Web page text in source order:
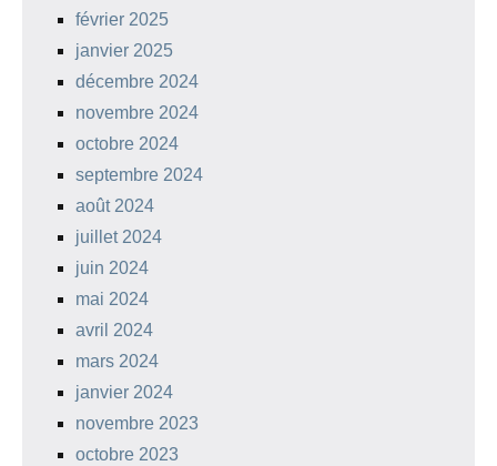
février 2025
janvier 2025
décembre 2024
novembre 2024
octobre 2024
septembre 2024
août 2024
juillet 2024
juin 2024
mai 2024
avril 2024
mars 2024
janvier 2024
novembre 2023
octobre 2023